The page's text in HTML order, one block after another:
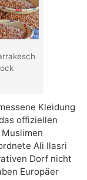
Kleidung
offiziellen
Ali Ilasri
Dorf nicht
Europäer